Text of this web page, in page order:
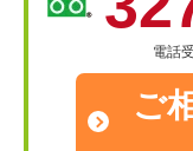
電話
ご